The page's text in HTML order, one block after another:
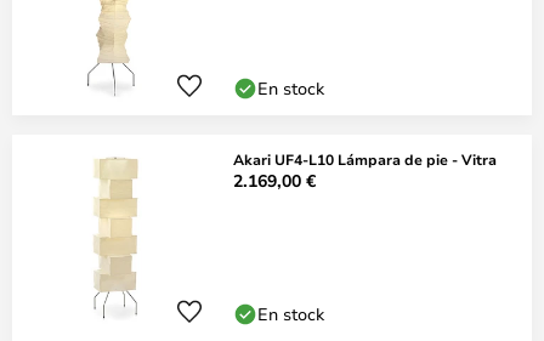
En stock
Akari UF4-L10 Lámpara de pie - Vitra
2.169,00 €
En stock